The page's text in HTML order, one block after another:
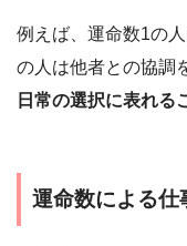
例えば、運命数1の
の人は他者との協調
日常の選択に表れる
運命数による仕